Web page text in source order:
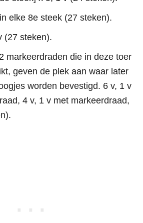
elke 8e steek (27 steken).
(27 steken).
markeerdraden die in deze toer
geven de plek aan waar later
worden bevestigd. 6 v, 1 v
4 v, 1 v met markeerdraad,